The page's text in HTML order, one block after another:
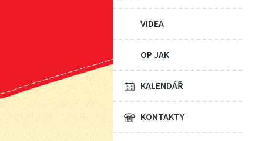
VIDEA
OP JAK
KALENDÁŘ
KONTAKTY